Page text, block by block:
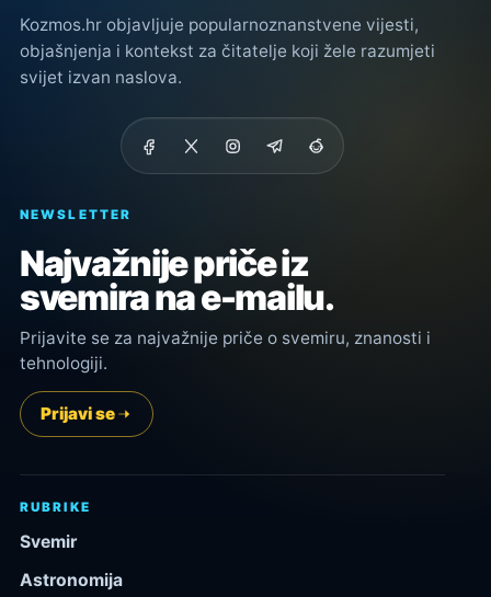
Kozmos.hr objavljuje popularnoznanstvene vijesti,
objašnjenja i kontekst za čitatelje koji žele razumjeti
svijet izvan naslova.
NEWSLETTER
Najvažnije priče iz
svemira na e-mailu.
Prijavite se za najvažnije priče o svemiru, znanosti i
tehnologiji.
Prijavi se
RUBRIKE
Svemir
Astronomija